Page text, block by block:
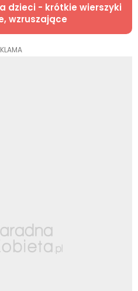
dzieci - krótkie wierszyki
wzruszające